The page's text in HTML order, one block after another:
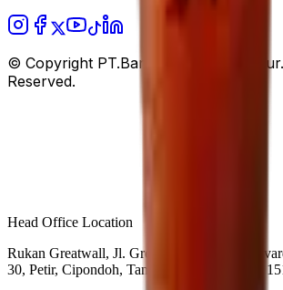
© Copyright PT.Bangor Berani Terukur
Reserved.
Head Office Location
Rukan Greatwall, Jl. Green Lake City
30, Petir, Cipondoh, Tangerang City, Banten